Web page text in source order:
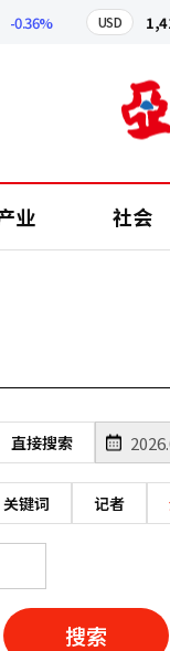
USD
业 社会
直接搜索
关键词 记者
搜索